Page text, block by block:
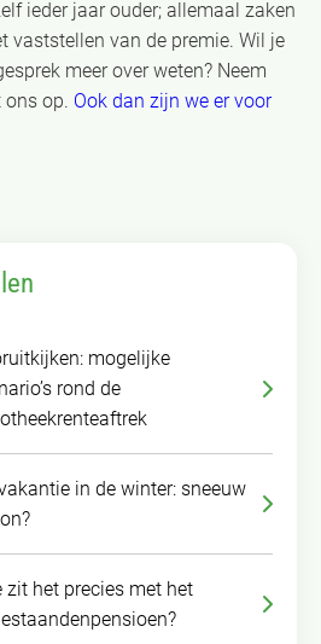
ieder jaar ouder; allemaal zaken
vaststellen van de premie. Wil je
meer over weten? Neem
op. Ook dan zijn we er voor
mogelijke
rond de
in de winter: sneeuw
zit het precies met het